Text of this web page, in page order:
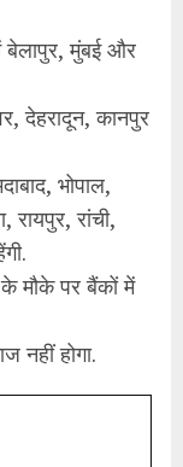
बेलापुर, मुंबई और
देहरादून, कानपुर
भोपाल,
रांची,
मौके पर बैंकों में
नहीं होगा.